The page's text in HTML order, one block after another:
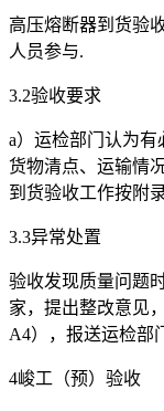
高压熔断器到货验
人员参与.
3.2验收要求
a）运检部门认为
货物清点、运输情
到货验收工作按附
3.3异常处置
验收发现质量问题
家，提出整改意见
A4），报送运检部
4峻工（预）验收